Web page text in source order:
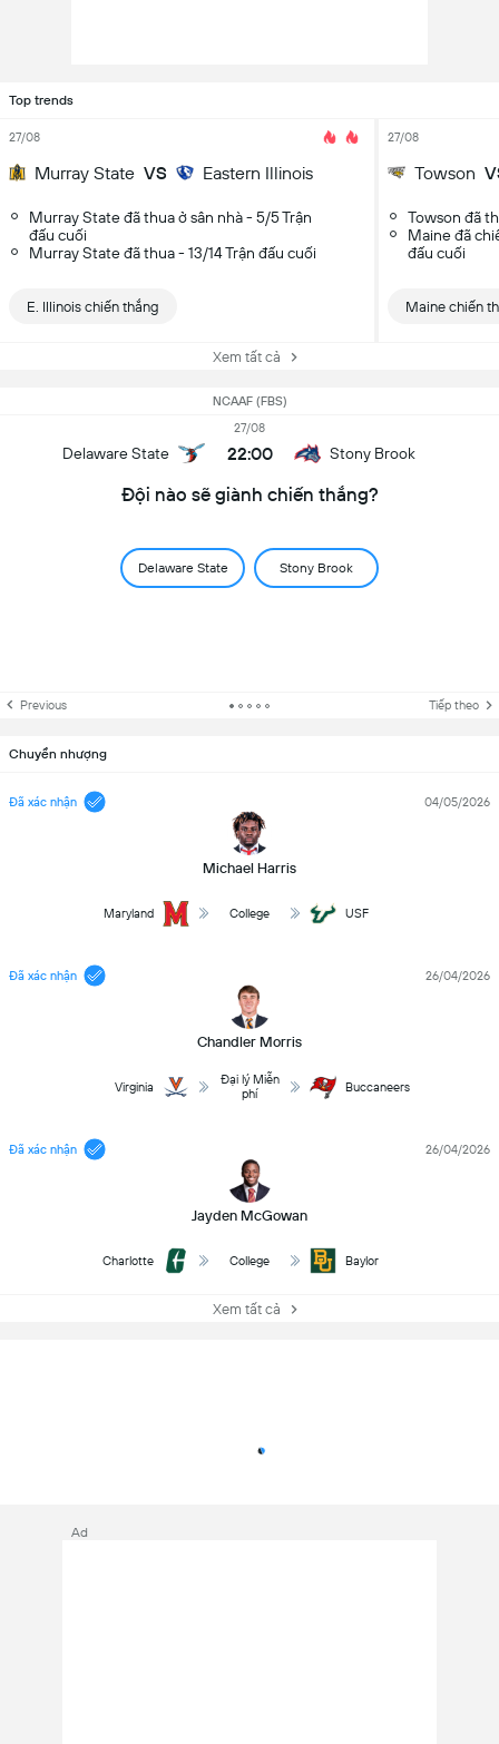
Top trends
27/08
Murray State VS Eastern Illinois
Murray State đã thua ở sân nhà - 5/5 Trận
đấu cuối
Murray State đã thua - 13/14 Trận đấu cuối
E. Illinois chiến thắng
27/08
Towson
Towson đã
Maine đã
đấu cuối
Maine chiến
Xem tất cả
NCAAF (FBS)
Delaware State
27/08
22:00 Stony Brook
Đội nào sẽ giành chiến thắng?
Delaware State Stony Brook
Previous Tiếp theo
Chuyển nhượng
Đã xác nhận
Michael Harris
04/05/2026
Maryland College USF
Đã xác nhận
Chandler Morris
26/04/2026
Virginia
Đại lý Miễn
phí
Buccaneers
Đã xác nhận
Jayden McGowan
26/04/2026
Charlotte College Baylor
Xem tất cả
Ad